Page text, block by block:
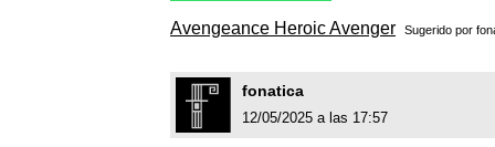
Avengeance Heroic Avenger Sugerido por
fonatica
12/05/2025 a las 17:57